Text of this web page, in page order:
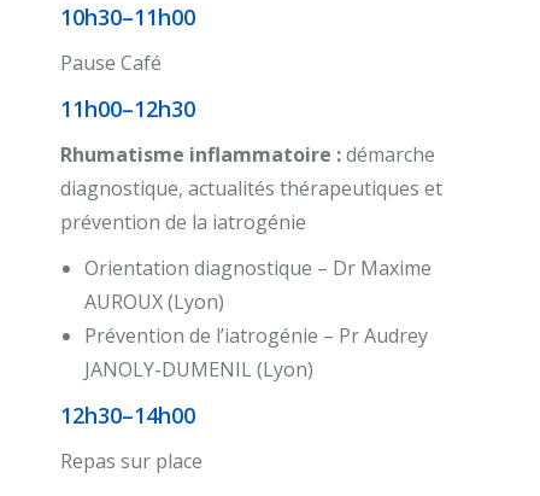
10h30–11h00
Pause Café
11h00–12h30
Rhumatisme inflammatoire :démarche
diagnostique, actualités thérapeutiques et
prévention de la iatrogénie
Orientation diagnostique – Dr Maxime
AUROUX (Lyon)
Prévention de l’iatrogénie – Pr Audrey
JANOLY-DUMENIL (Lyon)
12h30–14h00
Repas sur place